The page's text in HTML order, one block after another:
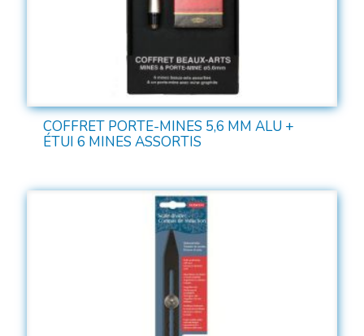
COFFRET PORTE-MINES 5,6 MM ALU +
ÉTUI 6 MINES ASSORTIS